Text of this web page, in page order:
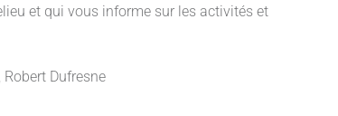
et qui vous informe sur les activités et
Dufresne